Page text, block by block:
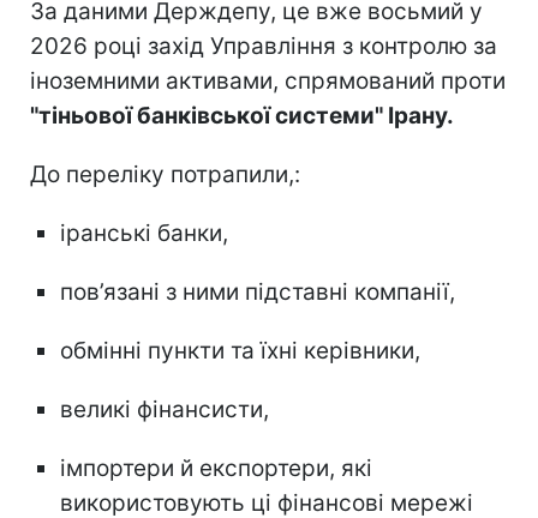
За даними Держдепу, це вже восьмий у
2026 році захід Управління з контролю за
іноземними активами, спрямований проти
"тіньової банківської системи" Ірану.
До переліку потрапили,:
іранські банки,
пов’язані з ними підставні компанії,
обмінні пункти та їхні керівники,
великі фінансисти,
імпортери й експортери, які
використовують ці фінансові мережі